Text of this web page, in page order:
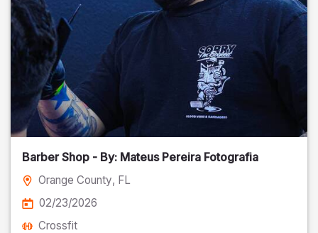
Barber Shop - By: Mateus Pereira Fotografia
Orange County, FL
02/23/2026
Crossfit